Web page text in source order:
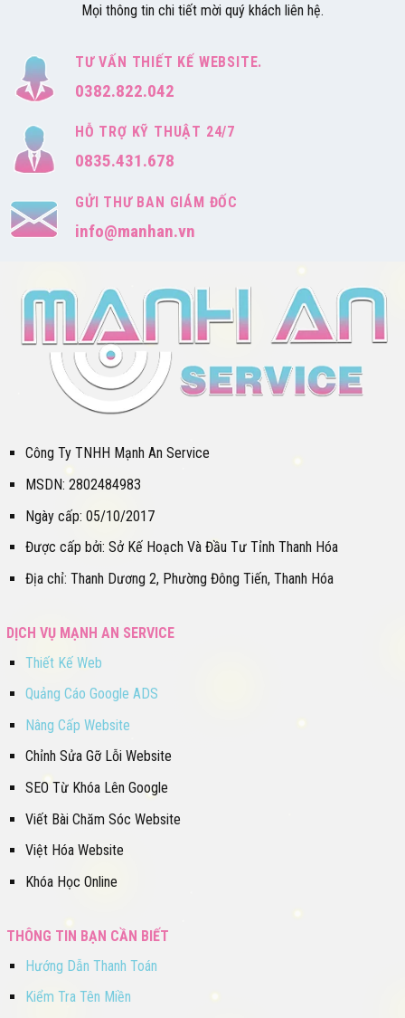
Mọi thông tin chi tiết mời quý khách liên hệ.
TƯ VẤN THIẾT KẾ WEBSITE.
0382.822.042
HỖ TRỢ KỸ THUẬT 24/7
0835.431.678
GỬI THƯ BAN GIÁM ĐỐC
info@manhan.vn
Công Ty TNHH Mạnh An Service
MSDN: 2802484983
Ngày cấp: 05/10/2017
Được cấp bởi: Sở Kế Hoạch Và Đầu Tư Tỉnh Thanh Hóa
Địa chỉ: Thanh Dương 2, Phường Đông Tiến, Thanh Hóa
DỊCH VỤ MẠNH AN SERVICE
Thiết Kế Web
Quảng Cáo Google ADS
Nâng Cấp Website
Chỉnh Sửa Gỡ Lỗi Website
SEO Từ Khóa Lên Google
Viết Bài Chăm Sóc Website
Việt Hóa Website
Khóa Học Online
THÔNG TIN BẠN CẦN BIẾT
Hướng Dẫn Thanh Toán
Kiểm Tra Tên Miền